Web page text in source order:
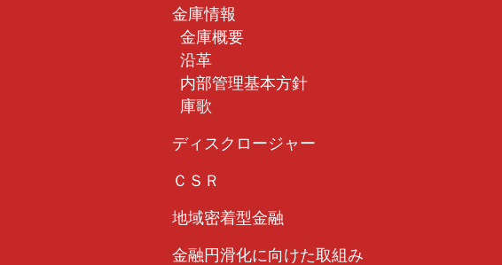
信用金庫から債権を譲り受けて管理・回収を行うにあたって、
必要な範囲で提供することに同意します。
の内容の全部または一部に同意できない場合、本契約をお断りす
ことはありません。
金庫情報
金庫概要
沿革
内部管理基本方針
庫歌
ディスクロージャー
ＣＳＲ
地域密着型金融
金融円滑化に向けた取組み